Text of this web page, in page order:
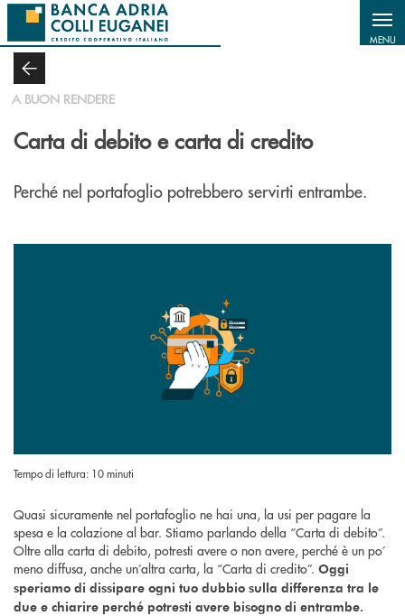
Salta al contenuto principale
MENU
A BUON RENDERE
Carta di debito e carta di credito
Perché nel portafoglio potrebbero servirti entrambe.
Tempo di lettura: 10 minuti
Quasi sicuramente nel portafoglio ne hai una, la usi per pagare la
spesa e la colazione al bar. Stiamo parlando della “Carta di debito”.
Oltre alla carta di debito, potresti avere o non avere, perché è un po’
meno diffusa, anche un’altra carta, la “Carta di credito”. Oggi
speriamo di dissipare ogni tuo dubbio sulla differenza tra le
due e chiarire perché potresti avere bisogno di entrambe.